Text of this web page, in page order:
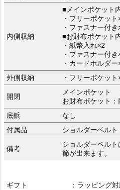
内側収納
■メインポケット
・フリーポケット
・ファスナー付
■お財布ポケット
・紙幣入れ×2
・ファスナー付
・カードホルダー
外側収納
・フリーポケット
開閉
メインポケット
お財布ポケット
底鋲
なし
付属品
ショルダーベルト
備考
ショルダーベル
節が出来ます。
ギフト
：ラッピング